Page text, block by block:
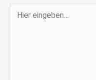
eingeben…